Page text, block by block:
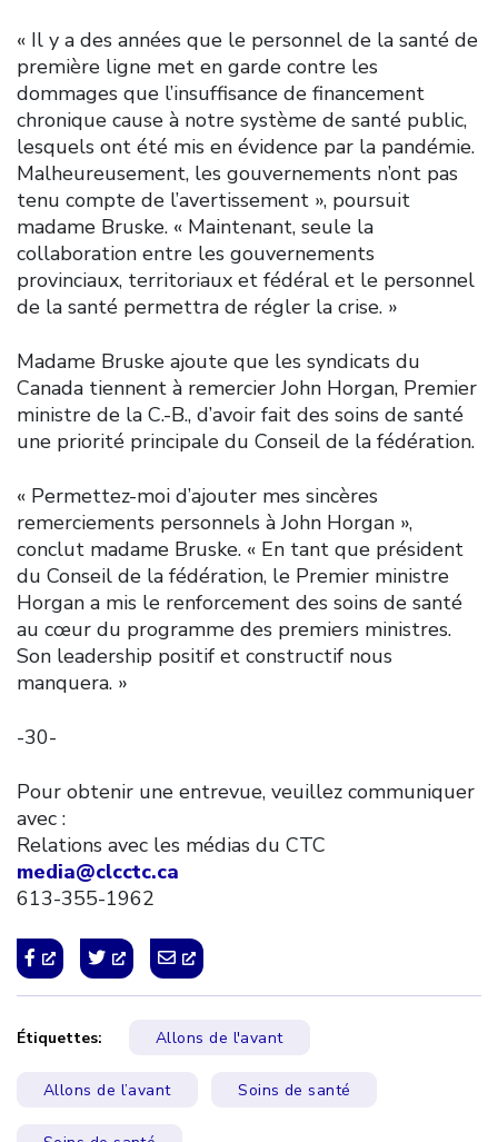
« Il y a des années que le personnel de la santé de
première ligne met en garde contre les
dommages que l’insuffisance de financement
chronique cause à notre système de santé public,
lesquels ont été mis en évidence par la pandémie.
Malheureusement, les gouvernements n’ont pas
tenu compte de l’avertissement », poursuit
madame Bruske. « Maintenant, seule la
collaboration entre les gouvernements
provinciaux, territoriaux et fédéral et le personnel
de la santé permettra de régler la crise. »
Madame Bruske ajoute que les syndicats du
Canada tiennent à remercier John Horgan, Premier
ministre de la C.-B., d’avoir fait des soins de santé
une priorité principale du Conseil de la fédération.
« Permettez-moi d’ajouter mes sincères
remerciements personnels à John Horgan »,
conclut madame Bruske. « En tant que président
du Conseil de la fédération, le Premier ministre
Horgan a mis le renforcement des soins de santé
au cœur du programme des premiers ministres.
Son leadership positif et constructif nous
manquera. »
-30-
Pour obtenir une entrevue, veuillez communiquer
avec :
Relations avec les médias du CTC
media@clcctc.ca
613-355-1962
Étiquettes: Allons de l'avant
Allons de l’avant Soins de santé